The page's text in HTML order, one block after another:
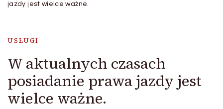
jazdy jest wielce ważne.
USŁUGI
W aktualnych czasach
posiadanie prawa jazdy jest
wielce ważne.